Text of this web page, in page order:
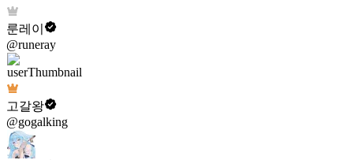
룬레이
@runeray
고갈왕
@gogalking